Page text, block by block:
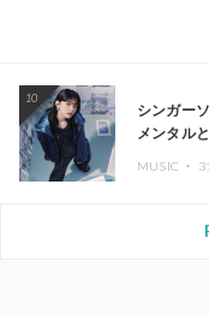
10
シンガー
メンタル
MUSIC ・